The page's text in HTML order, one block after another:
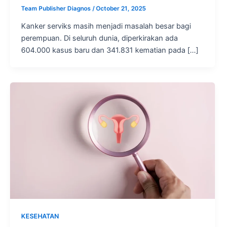
Team Publisher Diagnos /October 21, 2025
Kanker serviks masih menjadi masalah besar bagi
perempuan. Di seluruh dunia, diperkirakan ada
604.000 kasus baru dan 341.831 kematian pada […]
KESEHATAN